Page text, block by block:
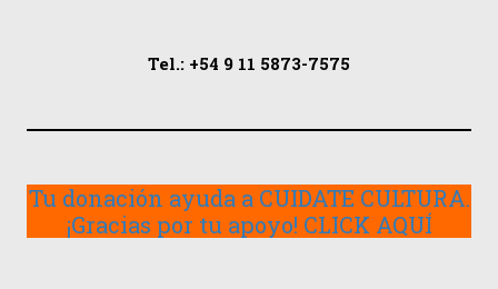
Tel.: +54 9 11 5873-7575
Tu donación ayuda a CUIDATE CULTURA.
¡Gracias por tu apoyo! CLICK AQUÍ